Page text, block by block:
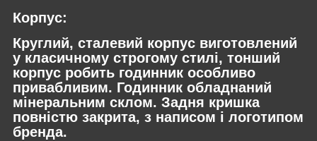
Корпус:
Круглий, сталевий корпус виготовлений
у класичному строгому стилі, тонший
корпус робить годинник особливо
привабливим. Годинник обладнаний
мінеральним склом. Задня кришка
повністю закрита, з написом і логотипом
бренда.